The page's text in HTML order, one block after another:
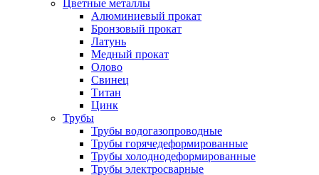
Цветные металлы
Алюминиевый прокат
Бронзовый прокат
Латунь
Медный прокат
Олово
Свинец
Титан
Цинк
Трубы
Трубы водогазопроводные
Трубы горячедеформированные
Трубы холоднодеформированные
Трубы электросварные